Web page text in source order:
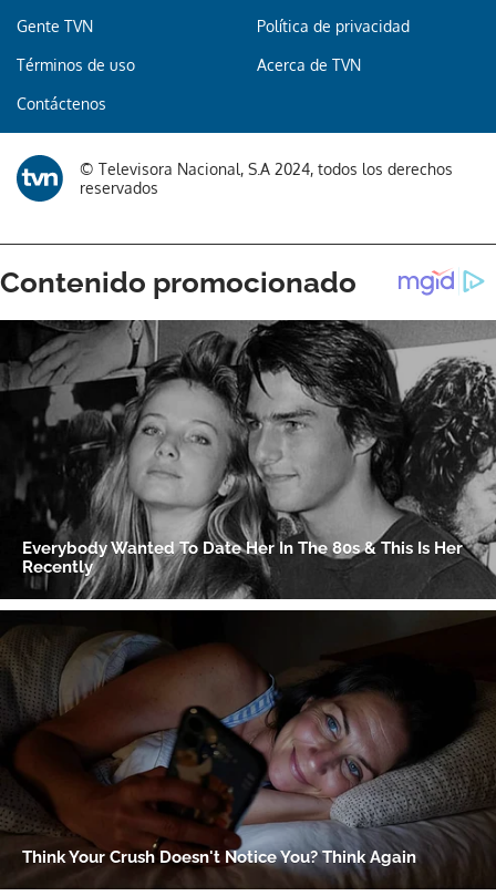
Gracias por suscribirte a nuestro boletín.
ACEPTAR
Gente TVN Política de privacidad
Términos de uso Acerca de TVN
Contáctenos
© Televisora Nacional, S.A 2024, todos los derechos
reservados